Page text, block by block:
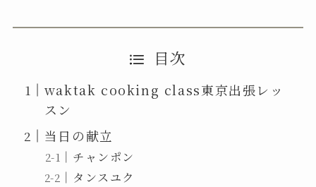
目次
waktak cooking class東京出張レッ
スン
当日の献立
チャンポン
タンスユク